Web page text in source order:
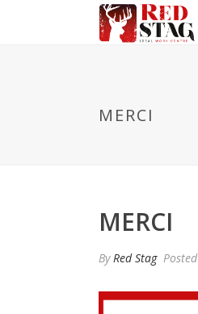
MERCI
MERCI
ByRed Stag Posted